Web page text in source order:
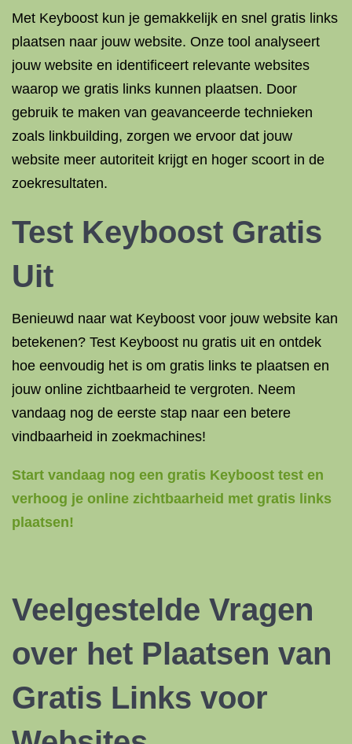
Met Keyboost kun je gemakkelijk en snel gratis links
plaatsen naar jouw website. Onze tool analyseert
jouw website en identificeert relevante websites
waarop we gratis links kunnen plaatsen. Door
gebruik te maken van geavanceerde technieken
zoals linkbuilding, zorgen we ervoor dat jouw
website meer autoriteit krijgt en hoger scoort in de
zoekresultaten.
Test Keyboost Gratis
Uit
Benieuwd naar wat Keyboost voor jouw website kan
betekenen? Test Keyboost nu gratis uit en ontdek
hoe eenvoudig het is om gratis links te plaatsen en
jouw online zichtbaarheid te vergroten. Neem
vandaag nog de eerste stap naar een betere
vindbaarheid in zoekmachines!
Start vandaag nog een gratis Keyboost test en
verhoog je online zichtbaarheid met gratis links
plaatsen!
Veelgestelde Vragen
over het Plaatsen van
Gratis Links voor